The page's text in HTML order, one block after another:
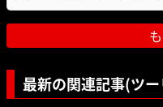
最新の関連記事(ツ